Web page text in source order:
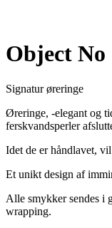
Object No
Signatur øreringe
Øreringe, -elegant og
ferskvandsperler
Idet de er håndlavet,
Et unikt design af
Alle smykker sendes i
wrapping.